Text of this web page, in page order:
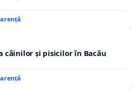
câinilor și pisicilor în Bacău